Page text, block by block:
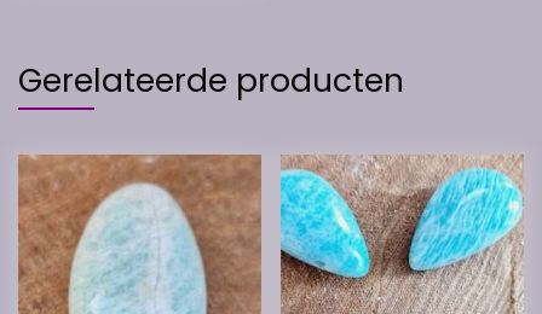
Gerelateerde producten